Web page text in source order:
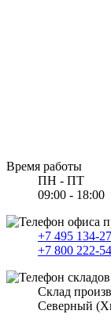
Время работы
ПН - ПТ
09:00 - 18:00
+7 495 134-
+7 800 222-
Склад
Северный